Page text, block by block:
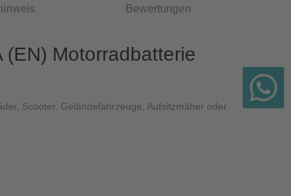
Bewertungen
Motorradbatterie
Scooter, Geländefahrzeuge, Aufsitzmäher oder